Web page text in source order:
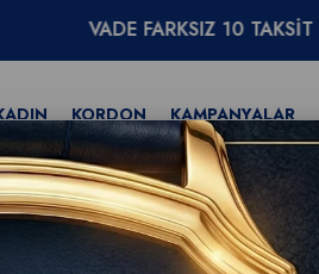
FARKSIZ 10 TAKSİT
KORDON KAMPANYALAR
303NS5B6 Erkek Kol Saati 40mm